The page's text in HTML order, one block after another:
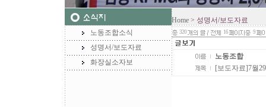
노동조합소식
성명서/보도자료
화장실소자보
Home > 성명서/보도자료
320 16 9
노동조합
[보도자료]7월